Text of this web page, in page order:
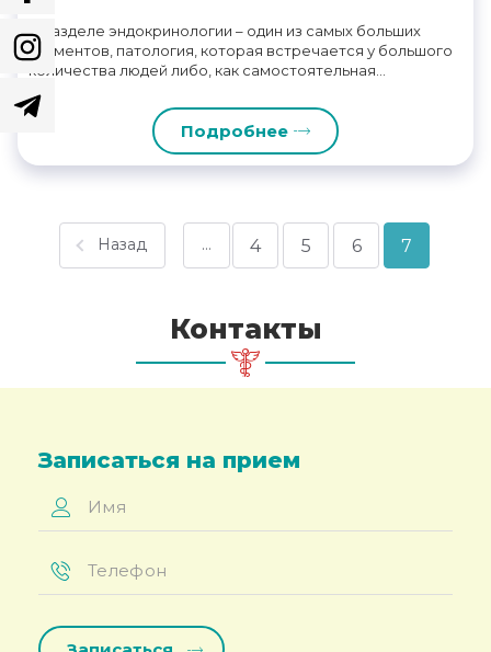
В разделе эндокринологии – один из самых больших
сегментов, патология, которая встречается у большого
количества людей либо, как самостоятельная...
Подробнее
Назад … 4 5 6 7
Контакты
Записаться на прием